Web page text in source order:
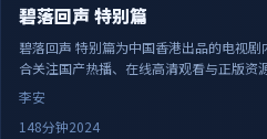
碧落回声 特别篇
碧落回声 特别篇为中国香港出品的电视
合关注国产热播、在线高清观看与正版资
流畅，可作为日常追剧与家庭观影的备选佳
李安
148分钟2024